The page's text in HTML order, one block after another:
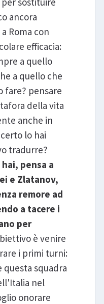
ancora
Roma con
efficacia:
a quello
a quello che
fare? pensare
della vita
anche in
lo hai
tradurre?
pensa a
e Zlatanov,
remore ad
a tacere i
per
è venire
i primi turni:
squadra
nel
onorare